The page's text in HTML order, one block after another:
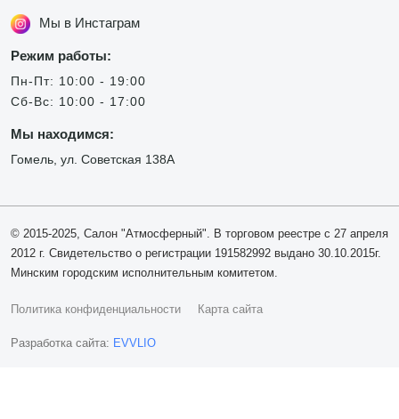
Мы в Инстаграм
Режим работы:
Пн-Пт: 10:00 - 19:00
Сб-Вс: 10:00 - 17:00
Мы находимся:
Гомель, ул. Советская 138А
© 2015-2025, Салон "Атмосферный". В торговом реестре с 27 апреля
2012 г. Свидетельство о регистрации 191582992 выдано 30.10.2015г.
Минским городским исполнительным комитетом.
Политика конфиденциальности Карта сайта
Разработка сайта: EVVLIO